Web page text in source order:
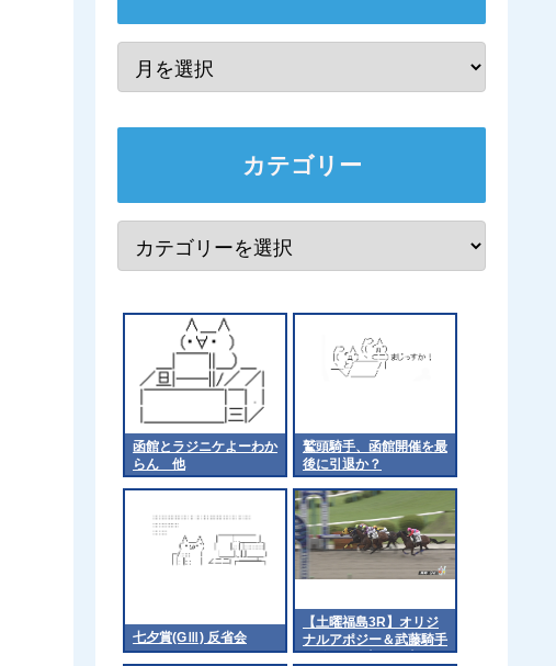
カテゴリー
函館とラジニケよーわか
らん 他
鷲頭騎手、函館開催を最
後に引退か？
七夕賞(GⅢ) 反省会
【土曜福島3R】オリジ
ナルアポジー＆武藤騎手
がｷﾀ━━☆ﾟ･*:｡.:(ﾟ